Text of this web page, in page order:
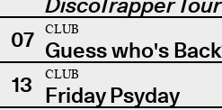
07
CLUB
Guess who's
13
CLUB
Friday Psyday